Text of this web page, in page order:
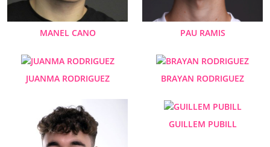
MANEL CANO PAU RAMIS
JUANMA RODRIGUEZ BRAYAN RODRIGUEZ
GUILLEM PUBILL